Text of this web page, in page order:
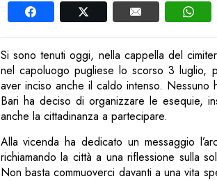
Si sono tenuti oggi, nella cappella del
nel capoluogo pugliese lo scorso 3 luglio,
aver inciso anche il caldo intenso. Nessuno
Bari ha deciso di organizzare le esequie,
anche la cittadinanza a partecipare.
Alla vicenda ha dedicato un messaggio
richiamando la città a una riflessione sulla
Non basta commuoverci davanti a una vita